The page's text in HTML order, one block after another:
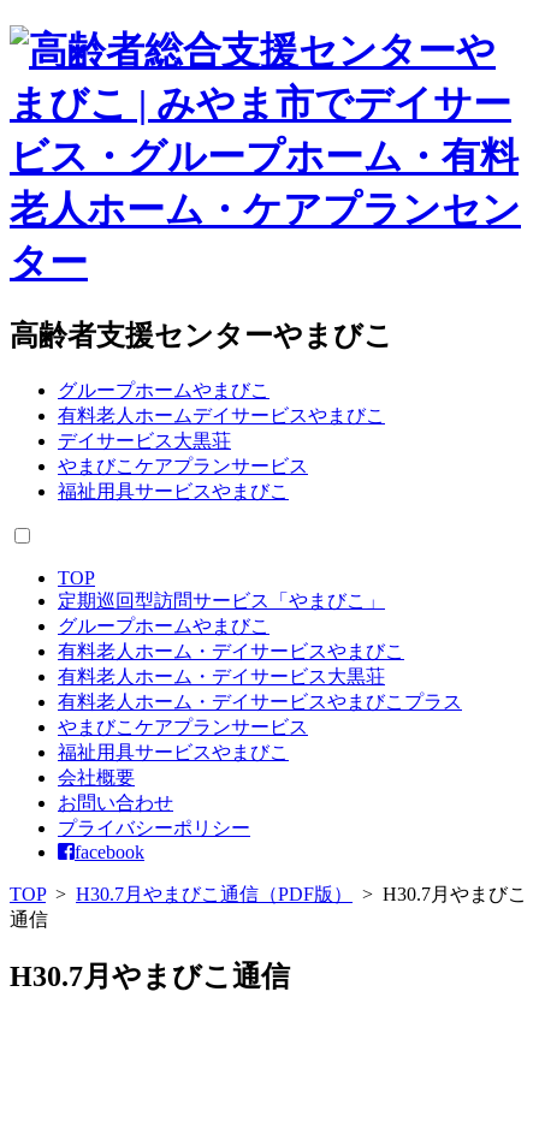
高齢者支援センターやまびこ
グループホームやまびこ
有料老人ホームデイサービスやまびこ
デイサービス大黒荘
やまびこケアプランサービス
福祉用具サービスやまびこ
TOP
定期巡回型訪問サービス「やまびこ」
グループホームやまびこ
有料老人ホーム・デイサービスやまびこ
有料老人ホーム・デイサービス大黒荘
有料老人ホーム・デイサービスやまびこプラス
やまびこケアプランサービス
福祉用具サービスやまびこ
会社概要
お問い合わせ
プライバシーポリシー
facebook
TOP> H30.7月やまびこ通信（PDF版） > H30.7月やまびこ
通信
H30.7月やまびこ通信